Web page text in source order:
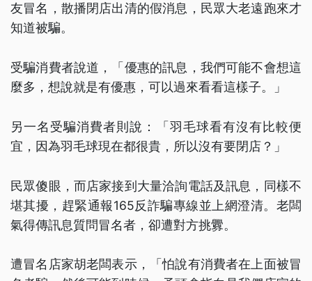
友冒名，散播閉店出清的假消息，民眾大老遠跑來才
知道被騙。
受騙消費者說道，「優惠的訊息，我們可能不會想這
麼多，想說就是有優惠，可以過來看看這樣子。」
另一名受騙消費者則說：「羽毛球看有沒有比較便
宜，因為羽毛球現在都很貴，所以沒有要閉店？」
民眾傻眼，而店家接到大量洽詢電話及訊息，同樣不
堪其擾，趕緊通報165反詐騙專線並上網澄清。老闆
氣得傳訊息質問冒名者，卻遭對方挑釁。
遭冒名店家胡老闆表示，「怕說有消費者在上面被冒